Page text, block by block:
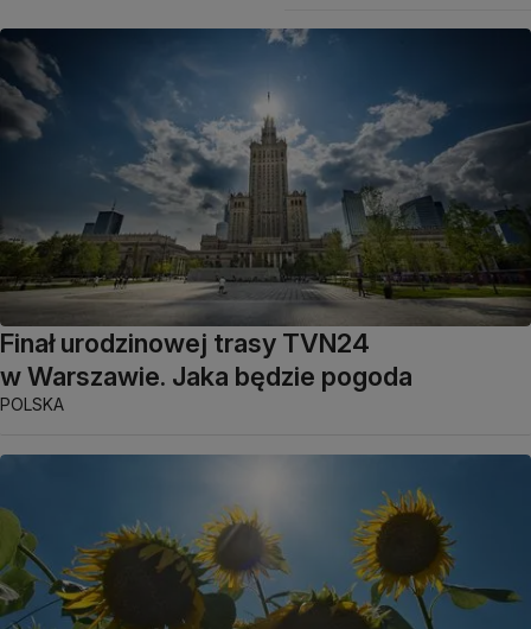
Finał urodzinowej trasy TVN24
w Warszawie. Jaka będzie pogoda
POLSKA